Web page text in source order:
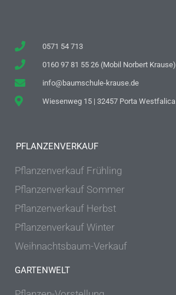
0571 54 713
0160 97 81 55 26 (Mobil Norbert Krause)
info@baumschule-krause.de
Wiesenweg 15 | 32457 Porta Westfalica
PFLANZENVERKAUF
Pflanzenverkauf Frühling
Pflanzenverkauf Sommer
Pflanzenverkauf Herbst
Pflanzenverkauf Winter
Weihnachtsbaum-Verkauf
GARTENWELT